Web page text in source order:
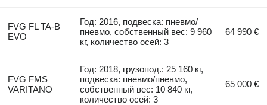
FVG FL TA-B
EVO
Год: 2016, подвеска: пневмо/
пневмо, собственный вес: 9 960
кг, количество осей: 3
64 990 €
FVG FMS
VARITANO
Год: 2018, грузопод.: 25 160 кг,
подвеска: пневмо/пневмо,
собственный вес: 10 840 кг,
количество осей: 3
65 000 €